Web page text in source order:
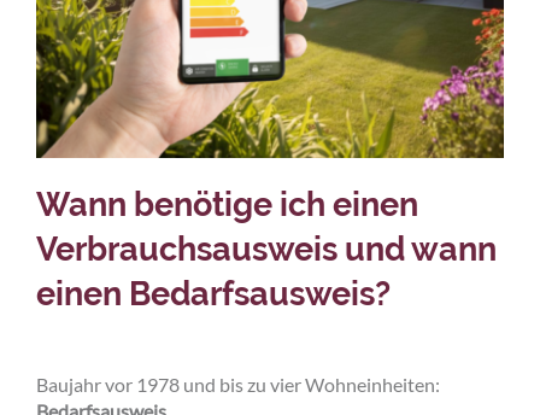
Wann benötige ich einen
Verbrauchsausweis und wann
einen Bedarfsausweis?
Baujahr vor 1978 und bis zu vier Wohneinheiten: